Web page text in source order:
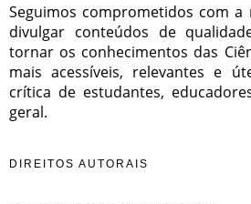
Seguimos comprometidos com
divulgar conteúdos de
tornar os conhecimentos das
mais acessíveis, relevantes e
crítica de estudantes,
geral.
DIREITOS AUTORAIS